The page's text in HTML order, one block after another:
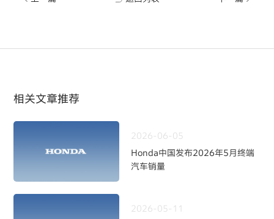
相关文章推荐
2026-06-05
Honda中国发布2026年5月终端
汽车销量
2026-05-11